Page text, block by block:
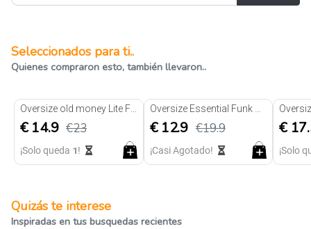
Seleccionados para ti..
Quienes compraron esto, también llevaron..
€ 14.9 €23
¡Solo queda 1!
€ 12.9 €19.9
¡Casi Agotado!
€
¡Solo
Quizás te interese
Inspiradas en tus busquedas recientes